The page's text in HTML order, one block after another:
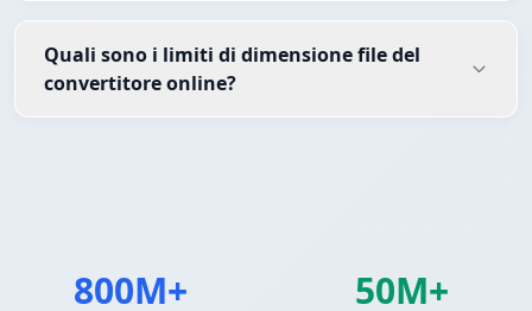
Quali sono i limiti di dimensione file del
convertitore online?
800M+ 50M+